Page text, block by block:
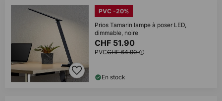
PVC -20%
Prios Tamarin lampe à poser LED,
dimmable, noire
CHF 51.90
PVCCHF 64.90
En stock